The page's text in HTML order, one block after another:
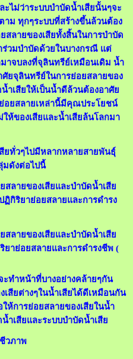
ไม่ว่าระบบบำบัดน้ำเสียนั้นๆจะ
าม ทุกๆระบบที่สร้างขึ้นล้วนต้อง
ลายของเสียทั้งสิ้นในการบำบัด
ร่วมบำบัดด้วยในบางกรณี แต่
าจบลงที่จุลินทรีย์เหมือนเดิม น้ำ
ยจุลินทรีย์ในการย่อยสลายของ
ำเสียให้เป็นน้ำดีล้วนต้องอาศัย
อยสลายเหล่านี้มีคุณประโยชน์
ห้ของเสียและน้ำเสียล้นโลกมา
ยทั่วๆไปมีหลากหลายสายพันธุ์
มดังต่อไปนี้
ลายของเสียและบำบัดน้ำเสีย
กิริยาย่อยสลายและการดำรง
ลายของเสียและบำบัดน้ำเสีย
าย่อยสลายและการดำรงชีพ (
ทำหน้าที่บางอย่างคล้ายๆกัน
สียต่างๆในน้ำเสียได้ดีเหมือนกัน
ห้การย่อยสลายของเสียในน้ำ
ำเสียและระบบบำบัดน้ำเสีย
วภาพ